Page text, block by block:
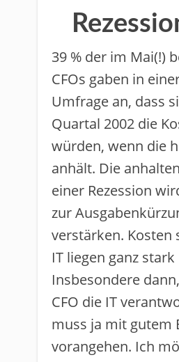
39 % der im Mai(!)
CFOs gaben in
Umfrage an, dass
Quartal 2002 die
würden, wenn die
anhält. Die
einer Rezession
zur
verstärken. Kosten
IT liegen ganz
Insbesondere
CFO die IT
muss ja mit gutem
vorangehen. Ich